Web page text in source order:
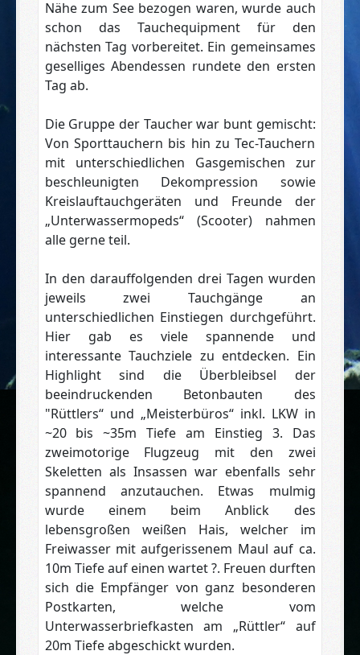
Nähe zum See bezogen waren, wurde auch
schon das Tauchequipment für den
nächsten Tag vorbereitet. Ein gemeinsames
geselliges Abendessen rundete den ersten
Tag ab.
Die Gruppe der Taucher war bunt gemischt:
Von Sporttauchern bis hin zu Tec-Tauchern
mit unterschiedlichen Gasgemischen zur
beschleunigten Dekompression sowie
Kreislauftauchgeräten und Freunde der
„Unterwassermopeds“ (Scooter) nahmen
alle gerne teil.
In den darauffolgenden drei Tagen wurden
jeweils zwei Tauchgänge an
unterschiedlichen Einstiegen durchgeführt.
Hier gab es viele spannende und
interessante Tauchziele zu entdecken. Ein
Highlight sind die Überbleibsel der
beeindruckenden Betonbauten des
"Rüttlers“ und „Meisterbüros“ inkl. LKW in
~20 bis ~35m Tiefe am Einstieg 3. Das
zweimotorige Flugzeug mit den zwei
Skeletten als Insassen war ebenfalls sehr
spannend anzutauchen. Etwas mulmig
wurde einem beim Anblick des
lebensgroßen weißen Hais, welcher im
Freiwasser mit aufgerissenem Maul auf ca.
10m Tiefe auf einen wartet ?. Freuen durften
sich die Empfänger von ganz besonderen
Postkarten, welche vom
Unterwasserbriefkasten am „Rüttler“ auf
20m Tiefe abgeschickt wurden.